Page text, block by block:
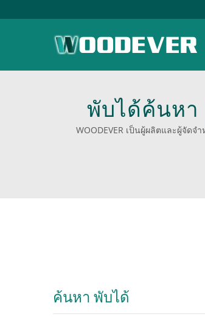
พับได้ค้นหา
แ
WOODEVER เป็นผู้ผลิตและผู้จัด
ในการบรรทุกตั้งแต่ 50 กก.
ค้นหา พับได้